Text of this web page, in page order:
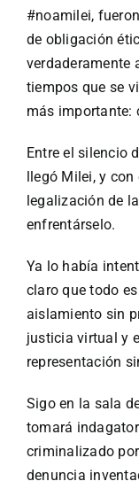
#noamilei,
de obligación
verdaderamente
tiempos que se
más importante:
Entre el silencio
llegó Milei, y
legalización de
enfrentárselo.
Ya lo había
claro que todo
aislamiento sin
justicia virtual y
representación
Sigo en la sala
tomará
criminalizado
denuncia